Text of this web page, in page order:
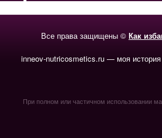
Все права защищены © Как
inneov-nutricosmetics.ru — моя
При полном или частичном использовании